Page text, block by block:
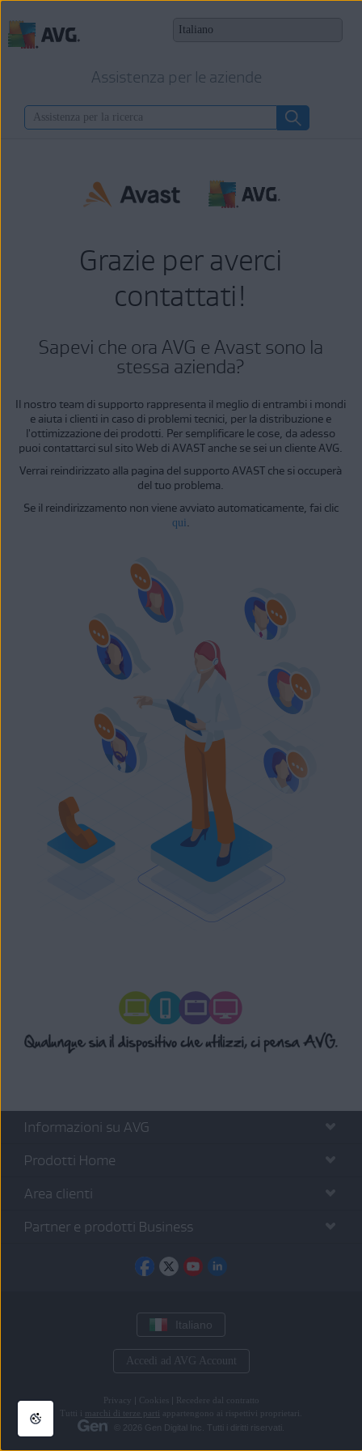
Assistenza per le aziende
Grazie per averci
contattati!
Sapevi che ora AVG e Avast sono la
stessa azienda?
Il nostro team di supporto rappresenta il meglio di entrambi i mondi
e aiuta i clienti in caso di problemi tecnici, per la distribuzione e
l'ottimizzazione dei prodotti. Per semplificare le cose, da adesso
puoi contattarci sul sito Web di AVAST anche se sei un cliente AVG.
Verrai reindirizzato alla pagina del supporto AVAST che si occuperà
del tuo problema.
Se il reindirizzamento non viene avviato automaticamente, fai clic
qui.
Informazioni su AVG
Prodotti Home
Area clienti
Partner e prodotti Business
Italiano
Accedi ad AVG Account
Privacy Cookies
Recedere dal contratto
Tutti i
marchi di terze parti appartengono ai rispettivi proprietari.
© 2026 Gen Digital Inc. Tutti i diritti riservati.